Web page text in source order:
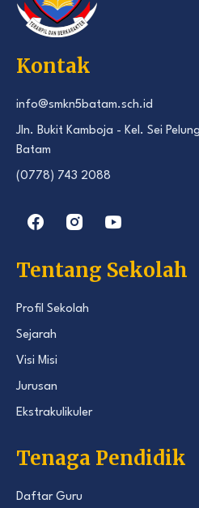
Kontak
info@smkn5batam.sch.id
Jln. Bukit Kamboja - Kel. Sei
Batam
(0778) 743 2088
Tentang Sekolah
Profil Sekolah
Sejarah
Visi Misi
Jurusan
Ekstrakulikuler
Tenaga Pendidik
Daftar Guru